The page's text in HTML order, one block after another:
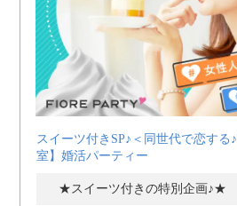
スイーツ付きSP♪＜同世代で恋する
室】婚活パーティー
★スイーツ付きの特別企画♪★